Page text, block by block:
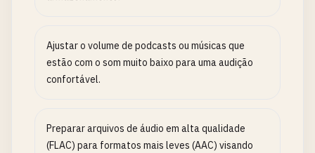
Ajustar o volume de podcasts ou músicas que
estão com o som muito baixo para uma audição
confortável.
Preparar arquivos de áudio em alta qualidade
(FLAC) para formatos mais leves (AAC) visando